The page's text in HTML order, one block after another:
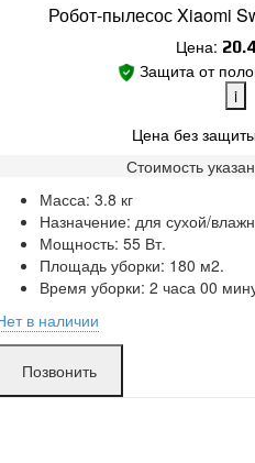
Робот-пылесос Xiaomi
Цена: 20.4
Защита от
i
Без
Цена без
Стоимость
Масса: 3.8 кг
Назначение: для сухой/
Мощность: 55 Вт.
Площадь уборки: 180 м2.
Время уборки: 2 часа 00
в наличии
Позвонить